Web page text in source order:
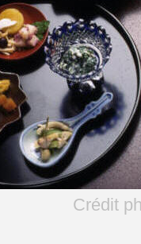
Crédit